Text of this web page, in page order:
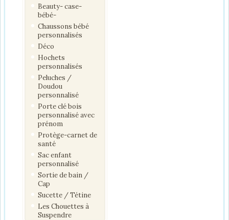
Beauty- case-
bébé-
Chaussons bébé
personnalisés
Déco
Hochets
personnalisés
Peluches /
Doudou
personnalisé
Porte clé bois
personnalisé avec
prénom
Protège-carnet de
santé
Sac enfant
personnalisé
Sortie de bain /
Cap
Sucette / Tétine
Les Chouettes à
Suspendre